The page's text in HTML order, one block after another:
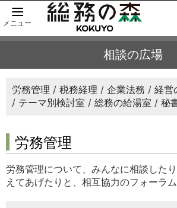
メニュー
相談の広場
労務管理 税務経理 企業法務
経営
テーマ別検討室
総務の給湯室 秘
労務管理
労務管理について、みんなに相談した
えてあげたりと、相互協力のフォーラム